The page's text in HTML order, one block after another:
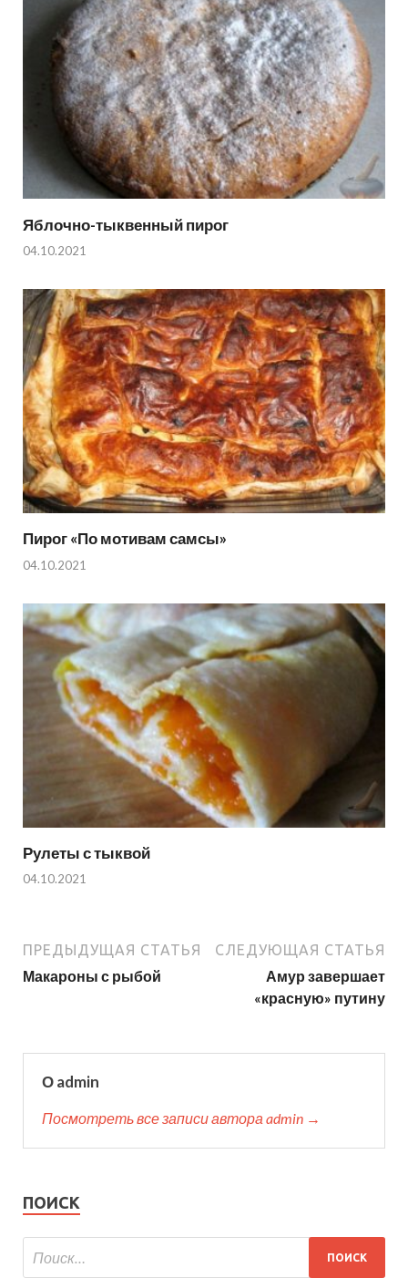
Яблочно-тыквенный пирог
04.10.2021
Пирог «По мотивам самсы»
04.10.2021
Рулеты с тыквой
04.10.2021
ПРЕДЫДУЩАЯ СТАТЬЯ
Макароны с рыбой
СЛЕДУЮЩАЯ СТАТЬЯ
Амур завершает
«красную» путину
О admin
Посмотреть все записи автора admin →
ПОИСК